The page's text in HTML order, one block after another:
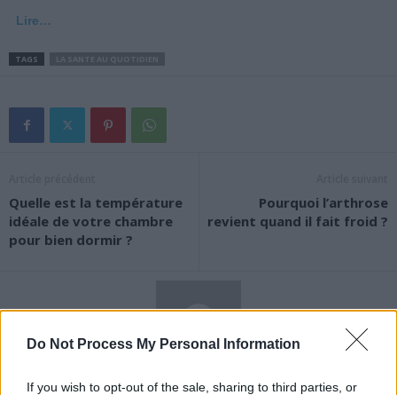
Do Not Process My Personal Information
If you wish to opt-out of the sale, sharing to third parties, or
Lire…
TAGS
Quelle est la température
idéale de votre chambre
pour bien dormir ?
Pourquoi l’arthrose
revient quand il fait froid ?
News Santé